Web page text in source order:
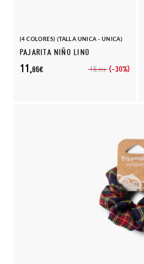
(4 COLORES) (TALLA UNICA - UNICA)
PAJARITA NIÑO LINO
16,95€ (-30%)
11,86€